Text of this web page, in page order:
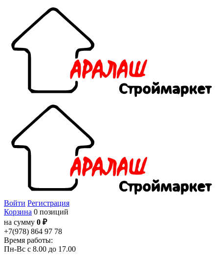
Войти Регистрация
Корзина 0 позиций
на сумму 0 ₽
+7(978) 864 97 78
Время работы:
Пн-Вс с 8.00 до 17.00